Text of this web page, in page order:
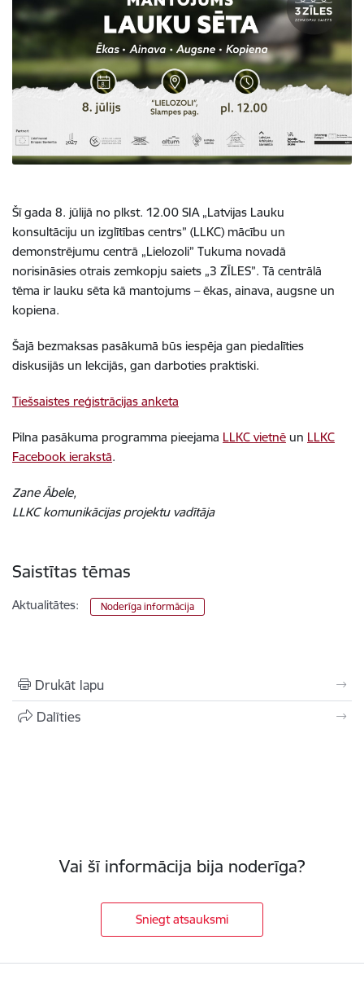
Šī gada 8. jūlijā no plkst. 12.00 SIA „Latvijas Lauku
konsultāciju un izglītības centrs” (LLKC) mācību un
demonstrējumu centrā „Lielozoli” Tukuma novadā
norisināsies otrais zemkopju saiets „3 ZĪLES”. Tā centrālā
tēma ir lauku sēta kā mantojums – ēkas, ainava, augsne un
kopiena.
Šajā bezmaksas pasākumā būs iespēja gan piedalīties
diskusijās un lekcijās, gan darboties praktiski.
Tiešsaistes reģistrācijas anketa
Pilna pasākuma programma pieejama LLKC vietnē un LLKC
Facebook ierakstā.
Zane Ābele,
LLKC komunikācijas projektu vadītāja
Saistītas tēmas
Aktualitātes: Noderīga informācija
Drukāt lapu
Dalīties
Vai šī informācija bija noderīga?
Sniegt atsauksmi